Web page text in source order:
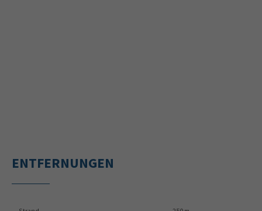
ENTFERNUNGEN